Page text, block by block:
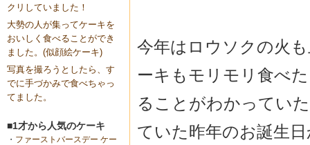
クリしていました！
大勢の人が集ってケーキを
おいしく食べることができ
ました。(似顔絵ケーキ)
写真を撮ろうとしたら、す
でに手づかみで食べちゃっ
てました。
■1才から人気のケーキ
・ ファーストバースデー ケー
今年はロウソクの火
ーキもモリモリ食べ
ることがわかってい
ていた昨年のお誕生